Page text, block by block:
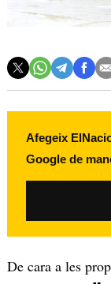
Afegeix
Google de
De cara a les